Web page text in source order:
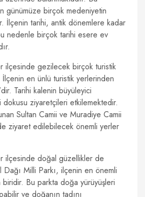
günümüze birçok medeniyetin
İlçenin tarihi, antik dönemlere kadar
nedenle birçok tarihi esere ev
ilçesinde gezilecek birçok turistik
İlçenin en ünlü turistik yerlerinden
Tarihi kalenin büyüleyici
dokusu ziyaretçileri etkilemektedir.
Sultan Camii ve Muradiye Camii
ziyaret edilebilecek önemli yerler
ilçesinde doğal güzellikler de
Dağı Milli Parkı, ilçenin en önemli
biridir. Bu parkta doğa yürüyüşleri
ve doğanın tadını